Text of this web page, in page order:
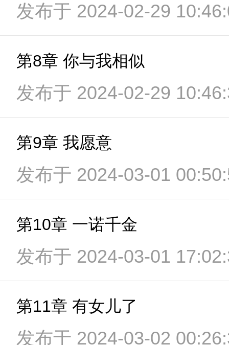
发布于 2024-02-29
第8章 你与我相似
发布于 2024-02-29
第9章 我愿意
发布于 2024-03-01
第10章 一诺千金
发布于 2024-03-01
第11章 有女儿了
发布于 2024-03-02